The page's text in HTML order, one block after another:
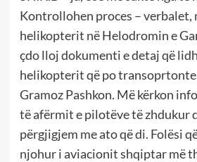
Kontrollohen proces – verbalet,
helikopterit në Helodromin e
çdo lloj dokumenti e detaj që
helikopterit që po
Gramoz Pashkon. Më kërkon
të afërmit e pilotëve të zhdukur
përgjigjem me ato që di. Folësi
njohur i aviacionit shqiptar më